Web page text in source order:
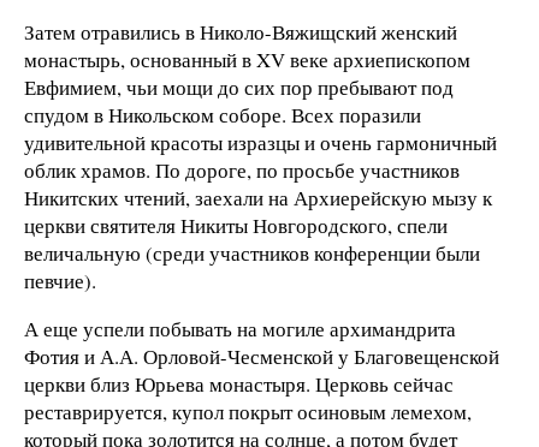
Затем отравились в Николо-Вяжищский женский
монастырь, основанный в XV веке архиепископом
Евфимием, чьи мощи до сих пор пребывают под
спудом в Никольском соборе. Всех поразили
удивительной красоты изразцы и очень гармоничный
облик храмов. По дороге, по просьбе участников
Никитских чтений, заехали на Архиерейскую мызу к
церкви святителя Никиты Новгородского, спели
величальную (среди участников конференции были
певчие).
А еще успели побывать на могиле архимандрита
Фотия и А.А. Орловой-Чесменской у Благовещенской
церкви близ Юрьева монастыря. Церковь сейчас
реставрируется, купол покрыт осиновым лемехом,
который пока золотится на солнце, а потом будет